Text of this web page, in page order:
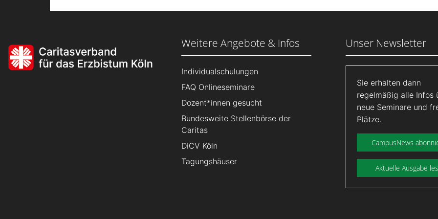
Weitere Angebote & Infos
Individualschulungen
FAQ Onlineseminare
Dozent*innen gesucht
Bundesweite Stellenbörse der
Caritas
DiCV Köln
Tagungshäuser
Unser Newsletter
Sie erhalten dann
regelmäßig alle Infos
neue Seminare und
Plätze.
CampusNews
Aktuelle Ausgabe